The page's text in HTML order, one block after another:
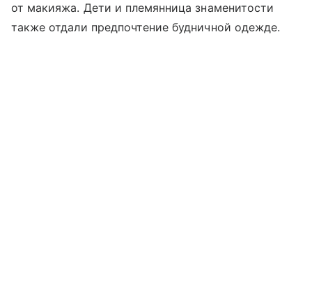
от макияжа. Дети и племянница знаменитости
также отдали предпочтение будничной одежде.